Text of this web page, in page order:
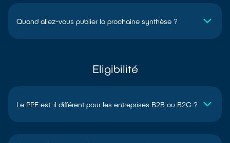
Quand allez-vous publier la prochaine synthèse ?
Eligibilité
Le PPE est-il différent pour les entreprises B2B ou B2C ?